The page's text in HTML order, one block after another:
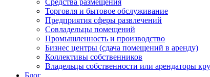
Средства размещения
Торговля и бытовое обслуживание
Предприятия сферы развлечений
Совладельцы помещений
Промышленность и производство
Бизнес центры (сдача помещений в аренду)
Коллективы собственников
Владельцы собственности или арендаторы
Блог